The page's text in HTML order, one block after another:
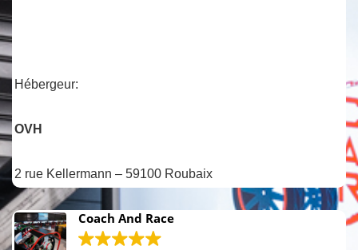
Hébergeur:
OVH
2 rue Kellermann – 59100 Roubaix
Coach And Race